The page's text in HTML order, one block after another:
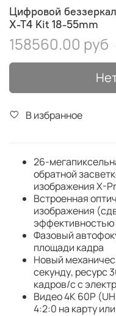
Цифровой
X-T4 Kit 18-55mm
158560.00 руб
В избранное
26-
обратной
изображения X-
Встроенная
изображения
эффективностью
Фазовый
площади кадра
Новый
секунду, ресурс
кадров/с с
Видео 4K 60P
4:2:0 на карту